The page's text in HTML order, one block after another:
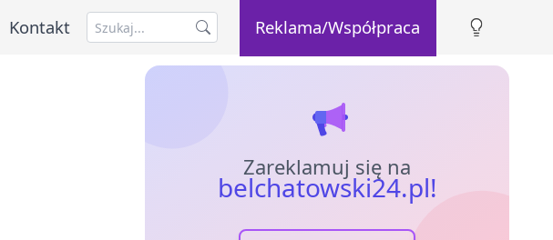
Kontakt Reklama/Współpraca
Zareklamuj się na
belchatowski24.pl!